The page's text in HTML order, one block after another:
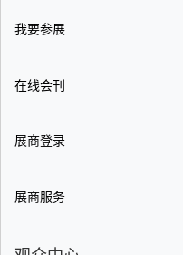
我要参展
在线会刊
展商登录
展商服务